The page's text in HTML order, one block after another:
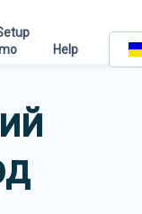
Help